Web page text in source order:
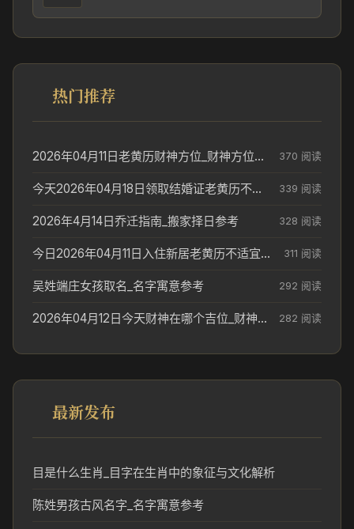
热门推荐
2026年04月11日老黄历财神方位_财神方位与供奉讲究 370 阅读
今天2026年04月18日领取结婚证老黄历不适合吗_领证日期参考 339 阅读
2026年4月14日乔迁指南_搬家择日参考 328 阅读
今日2026年04月11日入住新居老黄历不适宜吗_搬家择日参考 311 阅读
吴姓端庄女孩取名_名字寓意参考 292 阅读
2026年04月12日今天财神在哪个吉位_财神方位参考 282 阅读
最新发布
目是什么生肖_目字在生肖中的象征与文化解析
陈姓男孩古风名字_名字寓意参考